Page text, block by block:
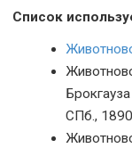
Список
СПб.,